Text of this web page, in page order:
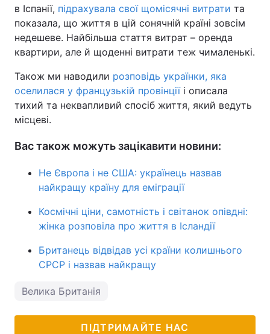
в Іспанії, підрахувала свої щомісячні витрати та
показала, що життя в цій сонячній країні зовсім
недешеве. Найбільша стаття витрат – оренда
квартири, але й щоденні витрати теж чималенькі.
Також ми наводили розповідь українки, яка
оселилася у французькій провінціїі описала
тихий та неквапливий спосіб життя, який ведуть
місцеві.
Вас також можуть зацікавити новини:
Не Європа і не США: українець назвав
найкращу країну для еміграції
Космічні ціни, самотність і світанок опівдні:
жінка розповіла про життя в Ісландії
Британець відвідав усі країни колишнього
СРСР і назвав найкращу
Велика Британія
ПІДТРИМАЙТЕ НАС